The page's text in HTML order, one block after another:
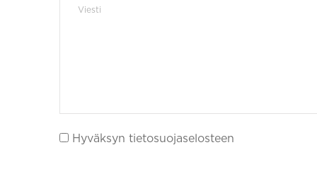
Hyväksyn tietosuojaselosteen